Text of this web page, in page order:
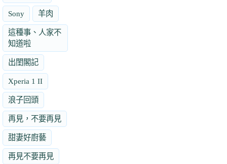
Sony 羊肉
這種事、人家不
知道啦
出閨閣記
Xperia 1 II
浪子回頭
再見，不要再見
甜妻好廚藝
再見不要再見